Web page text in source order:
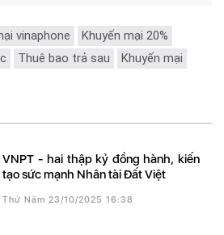
vinaphone
Khuyến mại 20%
Thuê bao trả sau Khuyến mại
VNPT - hai thập kỷ đồng hành, kiến
tạo sức mạnh Nhân tài Đất Việt
Thứ Năm 23/10/2025 16:38